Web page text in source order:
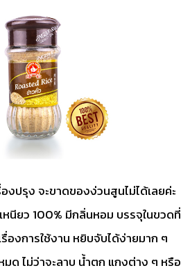
งปรุง จะขาดของง่วนสูนไม่ได้เลยค่ะ
หนียว 100% มีกลิ่นหอม บรรจุในขวดที่
องการใช้งาน หยิบจับได้ง่ายมาก ๆ
ด ไม่ว่าจะลาบ น้ำตก แกงต่าง ๆ หรือ